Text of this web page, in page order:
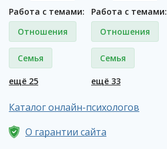
Работа с темами:
Отношения
Семья
ещё 25
Работа с темами:
Отношения
Семья
ещё 33
Каталог онлайн-психологов
О гарантии сайта